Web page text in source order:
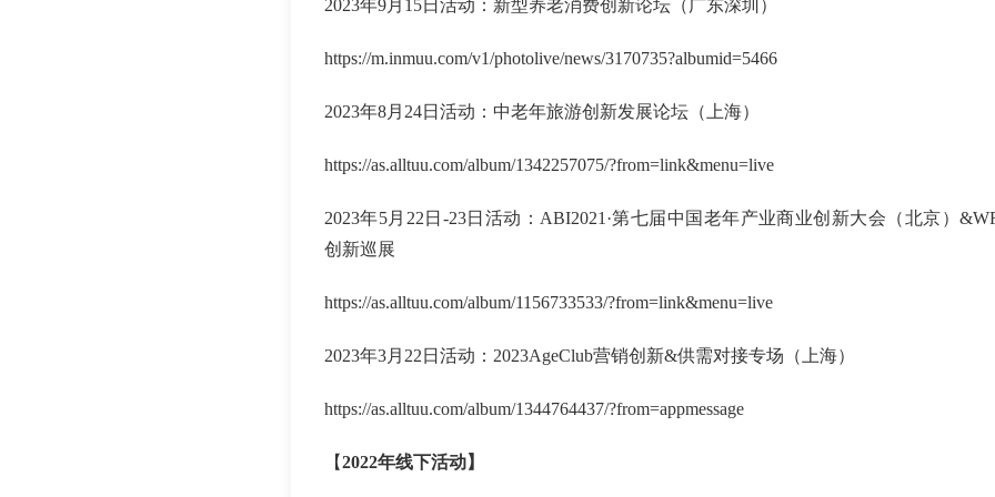
2023年9月15日活动：新型养老消费创新论坛（广东深圳）
https://m.inmuu.com/v1/photolive/news/3170735?albumid=5466
2023年8月24日活动：中老年旅游创新发展论坛（上海）
https://as.alltuu.com/album/1342257075/?from=link&menu=live
2023年5月22日-23日活动：ABI2021·第七届中国老年产业商业创新大会（北京）
创新巡展
https://as.alltuu.com/album/1156733533/?from=link&menu=live
2023年3月22日活动：2023AgeClub营销创新&供需对接专场（上海）
https://as.alltuu.com/album/1344764437/?from=appmessage
【2022年线下活动】